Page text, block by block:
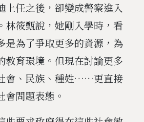
上任之後，卻變成警察進入
林筱甄說，她剛入學時，看
是為了爭取更多的資源，為
教育環境。但現在討論更多
會、民族、種姓……更直接
會問題表態。